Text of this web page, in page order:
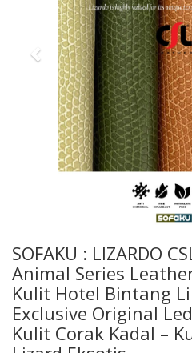
SOFAKU : LIZARDO
Animal Series
Kulit Hotel Bintang
Exclusive Original
Kulit Corak Kadal –